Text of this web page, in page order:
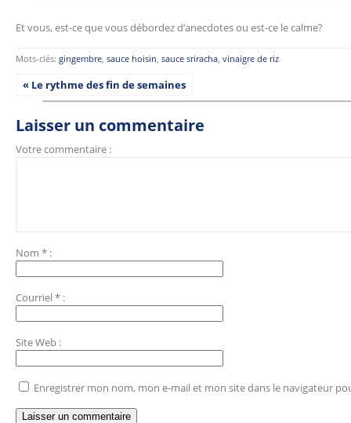
Et vous, est-ce que vous débordez d’anecdotes ou est-ce le calme?
Mots-clés: gingembre, sauce hoisin, sauce sriracha, vinaigre de riz
« Le rythme des fin de semaines
Laisser un commentaire
Votre commentaire :
Nom * :
Courriel * :
Site Web :
Enregistrer mon nom, mon e-mail et mon site dans le navigateur